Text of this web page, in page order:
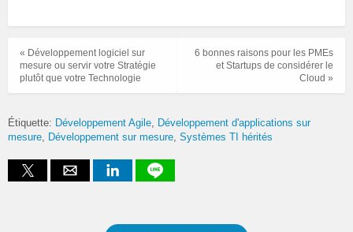
6 bonnes raisons pour les PMEs
et Startups de considérer le
Cloud »
« Développement logiciel sur
mesure ou servir votre Stratégie
plutôt que votre Technologie
Étiquette: Développement Agile
Développement d'applications sur
mesure
Développement sur mesure Systèmes TI hérités